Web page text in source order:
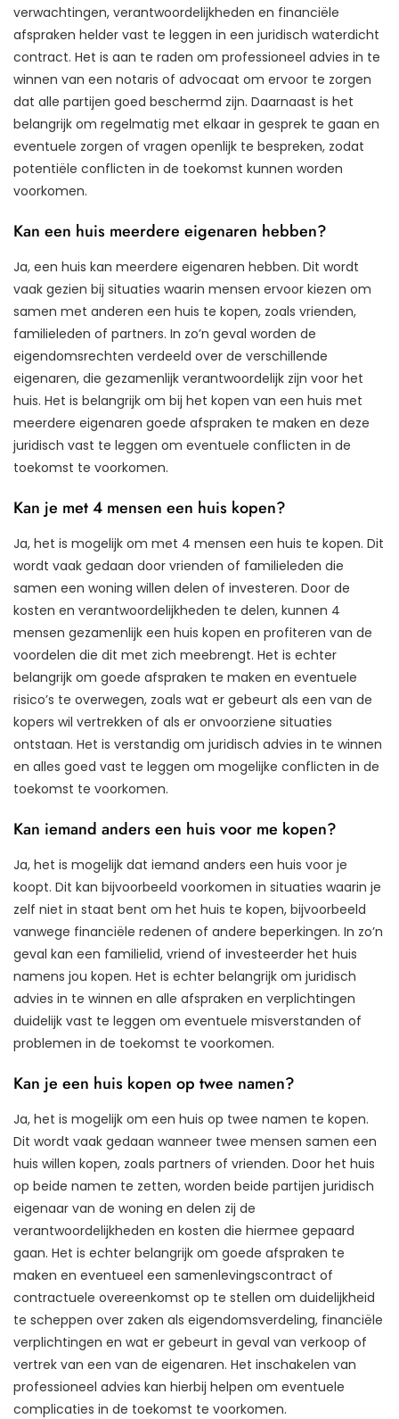
verwachtingen, verantwoordelijkheden en financiële
afspraken helder vast te leggen in een juridisch waterdicht
contract. Het is aan te raden om professioneel advies in te
winnen van een notaris of advocaat om ervoor te zorgen
dat alle partijen goed beschermd zijn. Daarnaast is het
belangrijk om regelmatig met elkaar in gesprek te gaan en
eventuele zorgen of vragen openlijk te bespreken, zodat
potentiële conflicten in de toekomst kunnen worden
voorkomen.
Kan een huis meerdere eigenaren hebben?
Ja, een huis kan meerdere eigenaren hebben. Dit wordt
vaak gezien bij situaties waarin mensen ervoor kiezen om
samen met anderen een huis te kopen, zoals vrienden,
familieleden of partners. In zo’n geval worden de
eigendomsrechten verdeeld over de verschillende
eigenaren, die gezamenlijk verantwoordelijk zijn voor het
huis. Het is belangrijk om bij het kopen van een huis met
meerdere eigenaren goede afspraken te maken en deze
juridisch vast te leggen om eventuele conflicten in de
toekomst te voorkomen.
Kan je met 4 mensen een huis kopen?
Ja, het is mogelijk om met 4 mensen een huis te kopen. Dit
wordt vaak gedaan door vrienden of familieleden die
samen een woning willen delen of investeren. Door de
kosten en verantwoordelijkheden te delen, kunnen 4
mensen gezamenlijk een huis kopen en profiteren van de
voordelen die dit met zich meebrengt. Het is echter
belangrijk om goede afspraken te maken en eventuele
risico’s te overwegen, zoals wat er gebeurt als een van de
kopers wil vertrekken of als er onvoorziene situaties
ontstaan. Het is verstandig om juridisch advies in te winnen
en alles goed vast te leggen om mogelijke conflicten in de
toekomst te voorkomen.
Kan iemand anders een huis voor me kopen?
Ja, het is mogelijk dat iemand anders een huis voor je
koopt. Dit kan bijvoorbeeld voorkomen in situaties waarin je
zelf niet in staat bent om het huis te kopen, bijvoorbeeld
vanwege financiële redenen of andere beperkingen. In zo’n
geval kan een familielid, vriend of investeerder het huis
namens jou kopen. Het is echter belangrijk om juridisch
advies in te winnen en alle afspraken en verplichtingen
duidelijk vast te leggen om eventuele misverstanden of
problemen in de toekomst te voorkomen.
Kan je een huis kopen op twee namen?
Ja, het is mogelijk om een huis op twee namen te kopen.
Dit wordt vaak gedaan wanneer twee mensen samen een
huis willen kopen, zoals partners of vrienden. Door het huis
op beide namen te zetten, worden beide partijen juridisch
eigenaar van de woning en delen zij de
verantwoordelijkheden en kosten die hiermee gepaard
gaan. Het is echter belangrijk om goede afspraken te
maken en eventueel een samenlevingscontract of
contractuele overeenkomst op te stellen om duidelijkheid
te scheppen over zaken als eigendomsverdeling, financiële
verplichtingen en wat er gebeurt in geval van verkoop of
vertrek van een van de eigenaren. Het inschakelen van
professioneel advies kan hierbij helpen om eventuele
complicaties in de toekomst te voorkomen.